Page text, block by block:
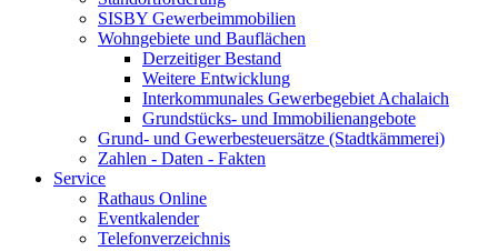
SISBY Gewerbeimmobilien
Wohngebiete und Bauflächen
Derzeitiger Bestand
Weitere Entwicklung
Interkommunales Gewerbegebiet Achalaich
Grundstücks- und Immobilienangebote
Grund- und Gewerbesteuersätze (Stadtkämmerei)
Zahlen - Daten - Fakten
Service
Rathaus Online
Eventkalender
Telefonverzeichnis